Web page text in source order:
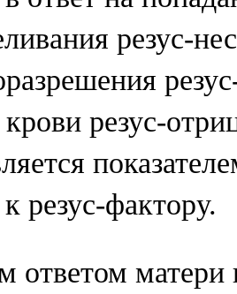
резус-
резус-
резус-фактору.
ответом матери